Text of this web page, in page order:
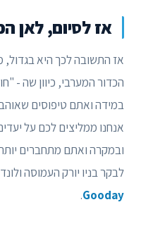
אז לסיום, לאן
אז התשובה לכך היא
הכדור המערבי, כיוון שה -
במידה ואתם טיפוסים
אנחנו ממליצים לכם על
ובמקרה ואתם מתחברים יותר
לבקר בניו יורק העמוסה
Gooday
.